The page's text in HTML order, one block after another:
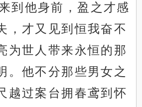
到他身前，盈之才感
，才又见到恒我奋不
为世人带来永恒的那
。他不分那些男女之
越过案台拥春鸢到怀